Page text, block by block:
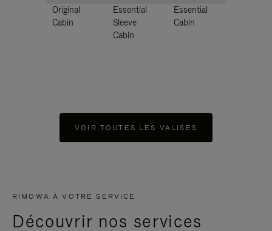
Original
Cabin
Essential
Sleeve
Cabin
Essential
Cabin
VOIR TOUTES LES VALISES
RIMOWA À VOTRE SERVICE
Découvrir nos services